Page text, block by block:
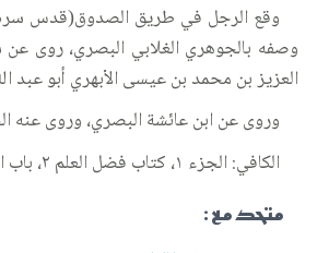
وقع الرجل في طريق الصدوق(قدس
وصفه بالجوهري الغلابي البصري، روى
العزيز بن محمد بن عيسى الأبهري أبو عبد
وروى عن ابن عائشة البصري، وروى عنه
الكافي: الجزء ١، كتاب فضل العلم ٢، باب النوادر ١٦، الحديث ١٤.
متحد مع :